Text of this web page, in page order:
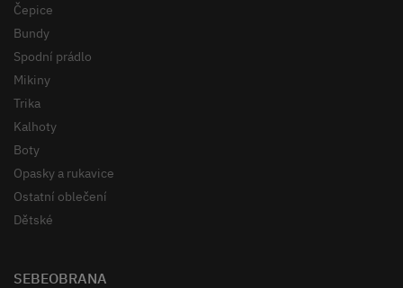
Čepice
Bundy
Spodní prádlo
Mikiny
Trika
Kalhoty
Boty
Opasky a rukavice
Ostatní oblečení
Dětské
SEBEOBRANA